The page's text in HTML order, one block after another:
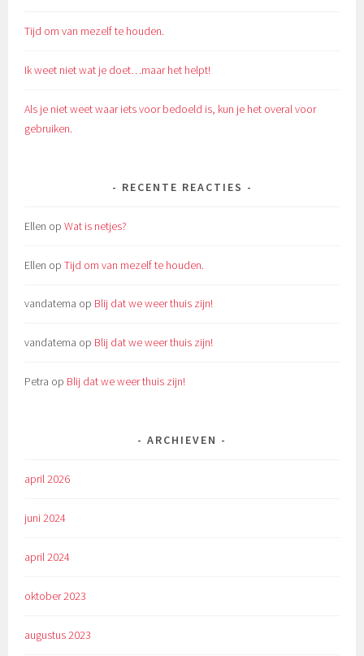
Tijd om van mezelf te houden.
Ik weet niet wat je doet…maar het helpt!
Als je niet weet waar iets voor bedoeld is, kun je het overal voor
gebruiken.
RECENTE REACTIES
Ellen opWat is netjes?
Ellen opTijd om van mezelf te houden.
vandatema op Blij dat we weer thuis zijn!
vandatema op Blij dat we weer thuis zijn!
Petra op Blij dat we weer thuis zijn!
ARCHIEVEN
april 2026
juni 2024
april 2024
oktober 2023
augustus 2023